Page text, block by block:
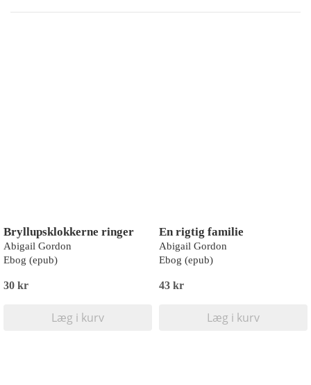
Bryllupsklokkerne ringer
Abigail Gordon
Ebog (epub)
30 kr
Læg i kurv
En rigtig familie
Abigail Gordon
Ebog (epub)
43 kr
Læg i kurv